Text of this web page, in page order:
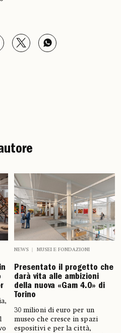
NEWS MUSEI E FONDAZIONI
Presentato il progetto che
darà vita alle ambizioni
della nuova «Gam 4.0» di
Torino
30 milioni di euro per un
museo che cresce in spazi
espositivi e per la città,